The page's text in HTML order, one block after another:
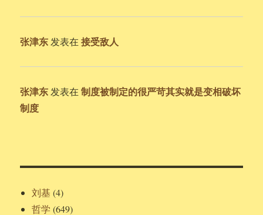
张津东 发表在接受敌人
张津东 发表在制度被制定的很严苛其实就是变相破坏
制度
刘基 (4)
哲学 (649)